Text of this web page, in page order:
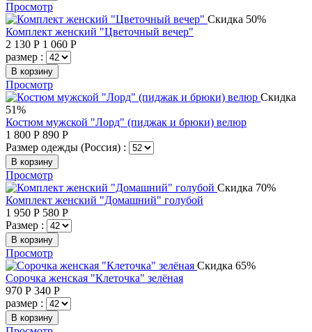
Просмотр
Скидка 50%
Комплект женский "Цветочный вечер"
2 130 Р 1 060 Р
размер :
В корзину
Просмотр
Скидка
51%
Костюм мужской "Лорд" (пиджак и брюки) велюр
1 800 Р 890 Р
Размер одежды (Россия) :
В корзину
Просмотр
Скидка 70%
Комплект женский "Домашний" голубой
1 950 Р 580 Р
Размер :
В корзину
Просмотр
Скидка 65%
Сорочка женская "Клеточка" зелёная
970 Р 340 Р
размер :
В корзину